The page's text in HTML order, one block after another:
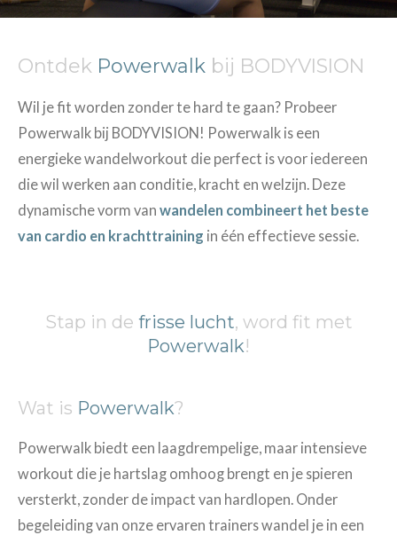
Ontdek Powerwalk bij BODYVISION
Wil je fit worden zonder te hard te gaan? Probeer
Powerwalk bij BODYVISION! Powerwalk is een
energieke wandelworkout die perfect is voor iedereen
die wil werken aan conditie, kracht en welzijn. Deze
dynamische vorm van wandelen combineert het beste
van cardio en krachttraining in één effectieve sessie.
Stap in de frisse lucht, word fit met
Powerwalk!
Wat is Powerwalk?
Powerwalk biedt een laagdrempelige, maar intensieve
workout die je hartslag omhoog brengt en je spieren
versterkt, zonder de impact van hardlopen. Onder
begeleiding van onze ervaren trainers wandel je in een